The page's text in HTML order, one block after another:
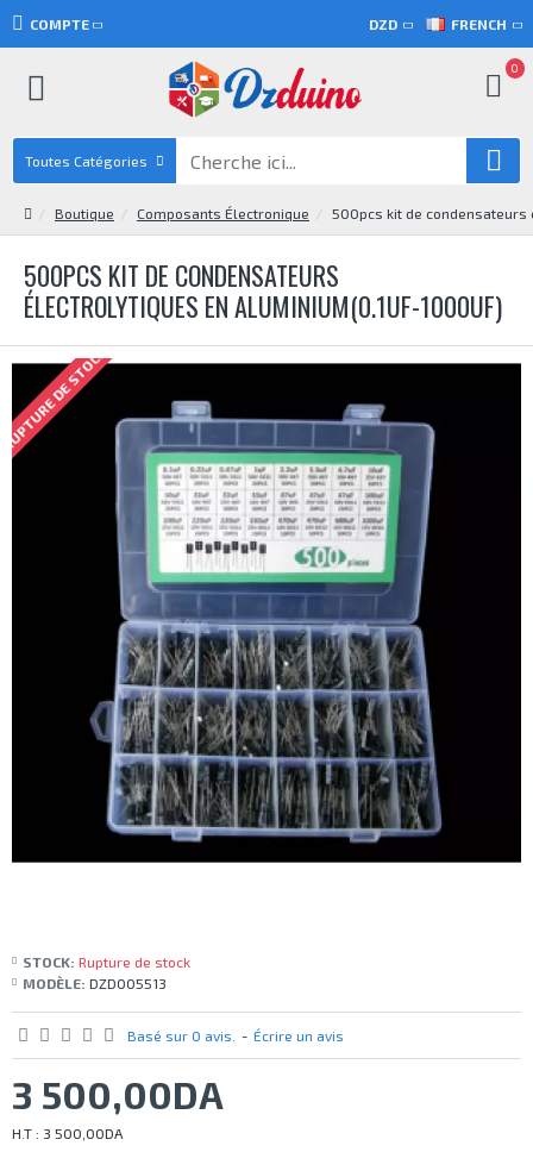
COMPTE DZD FRENCH
0
Toutes Catégories
Boutique Composants Électronique 500pcs kit de condensateurs
500PCS KIT DE CONDENSATEURS
ÉLECTROLYTIQUES EN ALUMINIUM(0.1UF-1000UF)
DE STOCK
STOCK: Rupture de stock
MODÈLE: DZD005513
Basé sur 0 avis. - Écrire un avis
3 500,00DA
H.T : 3 500,00DA